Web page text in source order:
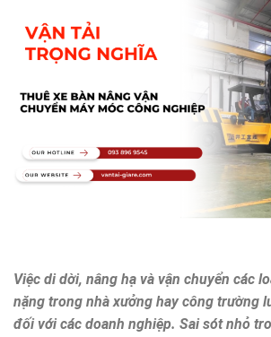
Việc di dời, nâng hạ và vận chuyển các
nặng trong nhà xưởng hay công trường
đối với các doanh nghiệp. Sai sót nhỏ